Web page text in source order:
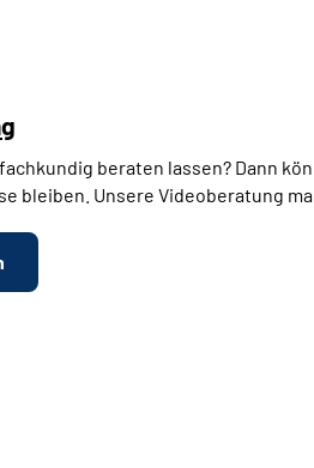
beraten lassen? Dann
bleiben. Unsere Videoberatung